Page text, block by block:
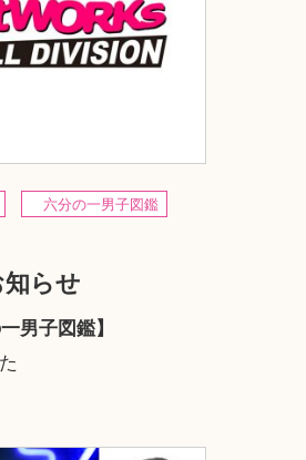
六分の一男子図鑑
らせ
男子図鑑】